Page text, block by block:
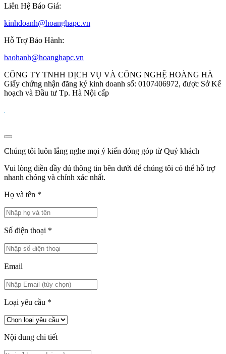
Liên Hệ Báo Giá:
kinhdoanh@hoanghapc.vn
Hỗ Trợ Bảo Hành:
baohanh@hoanghapc.vn
CÔNG TY TNHH DỊCH VỤ VÀ CÔNG NGHỆ HOÀNG HÀ
Giấy chứng nhận đăng ký kinh doanh số: 0107406972, được Sở Kế
hoạch và Đầu tư Tp. Hà Nội cấp
Chúng tôi luôn lắng nghe mọi ý kiến đóng góp từ Quý khách
Vui lòng điền đầy đủ thông tin bên dưới để chúng tôi có thể hỗ trợ
nhanh chóng và chính xác nhất.
Họ và tên *
Số điện thoại *
Email
Loại yêu cầu *
Nội dung chi tiết